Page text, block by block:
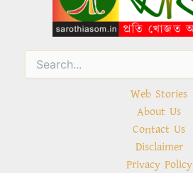
Search
for:
Web Stories
About Us
Contact Us
Disclaimer
Privacy Policy